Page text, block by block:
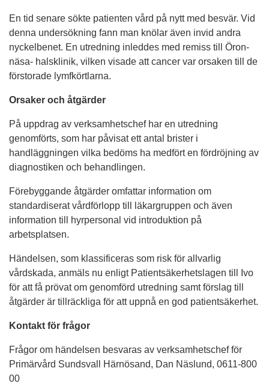
En tid senare sökte patienten vård på nytt med besvär. Vid
denna undersökning fann man knölar även invid andra
nyckelbenet. En utredning inleddes med remiss till Öron-
näsa- halsklinik, vilken visade att cancer var orsaken till de
förstorade lymfkörtlarna.
Orsaker och åtgärder
På uppdrag av verksamhetschef har en utredning
genomförts, som har påvisat ett antal brister i
handläggningen vilka bedöms ha medfört en fördröjning av
diagnostiken och behandlingen.
Förebyggande åtgärder omfattar information om
standardiserat vårdförlopp till läkargruppen och även
information till hyrpersonal vid introduktion på
arbetsplatsen.
Händelsen, som klassificeras som risk för allvarlig
vårdskada, anmäls nu enligt Patientsäkerhetslagen till Ivo
för att få prövat om genomförd utredning samt förslag till
åtgärder är tillräckliga för att uppnå en god patientsäkerhet.
Kontakt för frågor
Frågor om händelsen besvaras av verksamhetschef för
Primärvård Sundsvall Härnösand, Dan Näslund, 0611-800
00